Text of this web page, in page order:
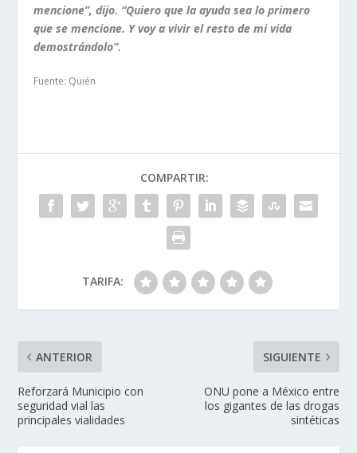
mencione”, dijo. “Quiero que la ayuda sea lo primero
que se mencione. Y voy a vivir el resto de mi vida
demostrándolo”.
Fuente: Quién
COMPARTIR:
TARIFA:
ANTERIOR
Reforzará Municipio con
seguridad vial las
principales vialidades
SIGUIENTE
ONU pone a México entre
los gigantes de las drogas
sintéticas